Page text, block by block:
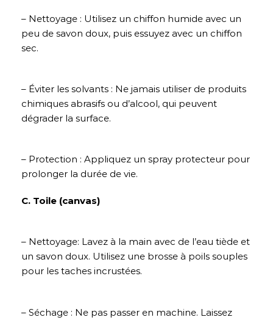
– Nettoyage : Utilisez un chiffon humide avec un
peu de savon doux, puis essuyez avec un chiffon
sec.
– Éviter les solvants : Ne jamais utiliser de produits
chimiques abrasifs ou d’alcool, qui peuvent
dégrader la surface.
– Protection : Appliquez un spray protecteur pour
prolonger la durée de vie.
C. Toile (canvas)
– Nettoyage: Lavez à la main avec de l’eau tiède et
un savon doux. Utilisez une brosse à poils souples
pour les taches incrustées.
– Séchage : Ne pas passer en machine. Laissez